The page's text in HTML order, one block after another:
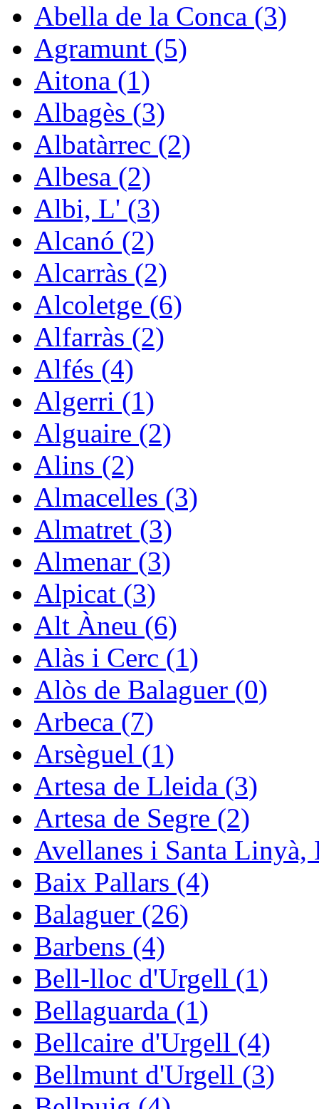
Abella de la Conca (3)
Agramunt (5)
Aitona (1)
Albagès (3)
Albatàrrec (2)
Albesa (2)
Albi, L' (3)
Alcanó (2)
Alcarràs (2)
Alcoletge (6)
Alfarràs (2)
Alfés (4)
Algerri (1)
Alguaire (2)
Alins (2)
Almacelles (3)
Almatret (3)
Almenar (3)
Alpicat (3)
Alt Àneu (6)
Alàs i Cerc (1)
Alòs de Balaguer (0)
Arbeca (7)
Arsèguel (1)
Artesa de Lleida (3)
Artesa de Segre (2)
Avellanes i Santa Linyà,
Baix Pallars (4)
Balaguer (26)
Barbens (4)
Bell-lloc d'Urgell (1)
Bellaguarda (1)
Bellcaire d'Urgell (4)
Bellmunt d'Urgell (3)